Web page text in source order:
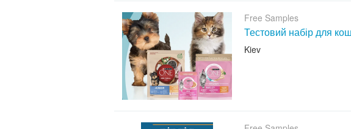
Free Samples
Тестовий набір для
Kiev